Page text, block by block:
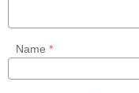
Name *